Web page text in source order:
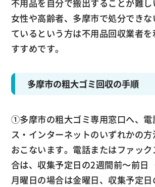
不用品を自分で搬出することが難
女性や高齢者、多摩市で処分でき
ているという方は不用品回収業者
すすめです。
多摩市の粗大ゴミ回収の手順
①多摩市の粗大ゴミ専用窓口へ、電
ス・インターネットのいずれかの
おこないます。電話またはファッ
合は、収集予定日の2週間前～前日
月曜日の場合は金曜日、収集予定